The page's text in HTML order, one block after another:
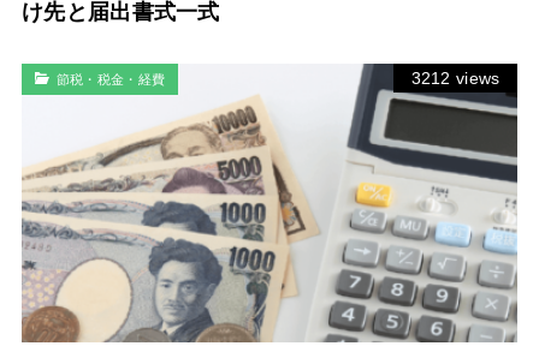
け先と届出書式一式
節税・税金・経費 3212 views